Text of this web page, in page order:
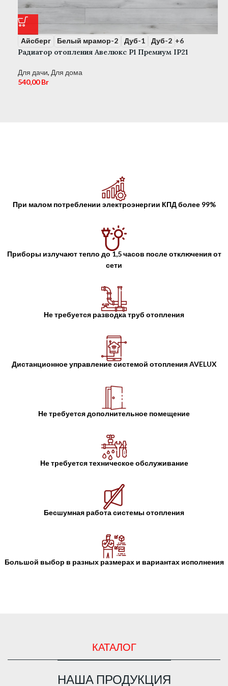
Айсберг Белый мрамор-2 Дуб-1 Дуб-2 +6
Радиатор отопления Авелюкс Р1 Премиум IP21
Для дачи, Для дома
540,00Br
При малом потреблении электроэнергии КПД более 99%
Приборы излучают тепло до 1,5 часов после отключения от
сети
Не требуется разводка труб отопления
Дистанционное управление системой отопления AVELUX
Не требуется дополнительное помещение
Не требуется техническое обслуживание
Бесшумная работа системы отопления
Большой выбор в разных размерах и вариантах исполнения
КАТАЛОГ
НАША ПРОДУКЦИЯ